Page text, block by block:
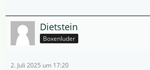
Dietstein
Boxenluder
2. Juli 2025 um 17:20